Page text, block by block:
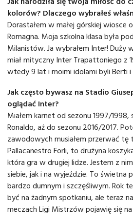
kolorów? Dlaczego wybrałeś
Dorastałem w małej górskiej wiosce
Romagna. Moja szkolna klasa była
Milanistów. Ja wybrałem Inter! Duży
miał mityczny Inter Trapattoniego z
wtedy 9 lat i moimi idolami byli Berti i
Jak często bywasz na Stadio
oglądać Inter?
Miałem karnet od sezonu 1997/
Ronaldo, aż do sezonu 2016/2017.
zawodowych musiałem przerwać tę
Pallacanestro Forli, to drużyna
która gra w drugiej lidze. Jestem z
siebie, jak i na wyjeździe. To świetna
bardzo dumnym i szczęśliwym. Rok
być na żadnym spotkaniu, ale teraz
meczach Ligi Mistrzów pojawię się